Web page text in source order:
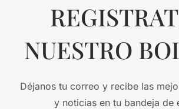
NUESTRO
Déjanos tu correo y recibe las
y noticias en tu bandeja de